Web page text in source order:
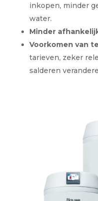
inkopen, minder
water.
Minder
Voorkomen van
tarieven, zeker
salderen